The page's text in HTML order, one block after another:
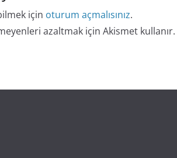
için oturum açmalısınız.
azaltmak için Akismet kullanır.